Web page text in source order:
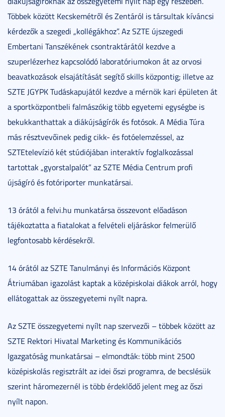
Többek között Kecskemétről és Zentáról is társultak kíváncsi
kérdezők a szegedi „kollégákhoz”. Az SZTE újszegedi
Embertani Tanszékének csontraktárától kezdve a
szuperlézerhez kapcsolódó laboratóriumokon át az orvosi
beavatkozások elsajátítását segítő skills központig; illetve az
SZTE JGYPK Tudáskapujától kezdve a mérnök kari épületen át
a sportközpontbeli falmászókig több egyetemi egységbe is
bekukkanthattak a diákújságírók és fotósok. A Média Túra
más résztvevőinek pedig cikk- és fotóelemzéssel, az
SZTEtelevízió két stúdiójában interaktív foglalkozással
tartottak „gyorstalpalót” az SZTE Média Centrum profi
újságíró és fotóriporter munkatársai.
13 órától a felvi.hu munkatársa összevont előadáson
tájékoztatta a fiatalokat a felvételi eljáráskor felmerülő
legfontosabb kérdésekről.
14 órától az SZTE Tanulmányi és Információs Központ
Átriumában igazolást kaptak a középiskolai diákok arról, hogy
ellátogattak az összegyetemi nyílt napra.
Az SZTE összegyetemi nyílt nap szervezői – többek között az
SZTE Rektori Hivatal Marketing és Kommunikációs
Igazgatóság munkatársai – elmondták: több mint 2500
középiskolás regisztrált az idei őszi programra, de becslésük
szerint háromezernél is több érdeklődő jelent meg az őszi
nyílt napon.